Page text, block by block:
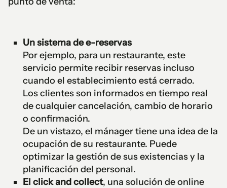
Un sistema de e-reservas
Por ejemplo, para un restaurante, este
servicio permite recibir reservas incluso
cuando el establecimiento está cerrado.
Los clientes son informados en tiempo real
de cualquier cancelación, cambio de horario
o confirmación.
De un vistazo, el mánager tiene una idea de la
ocupación de su restaurante. Puede
optimizar la gestión de sus existencias y la
planificación del personal.
El click and collect, una solución de online